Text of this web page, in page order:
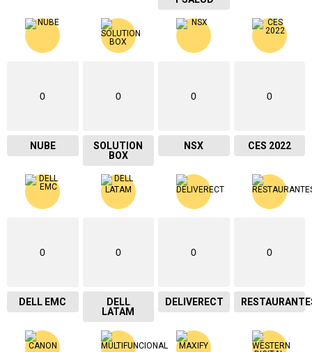
0
NUBE
0
SOLUTION
BOX
0
NSX
0
CES 2022
0
DELL EMC
0
DELL
LATAM
0
DELIVERECT
0